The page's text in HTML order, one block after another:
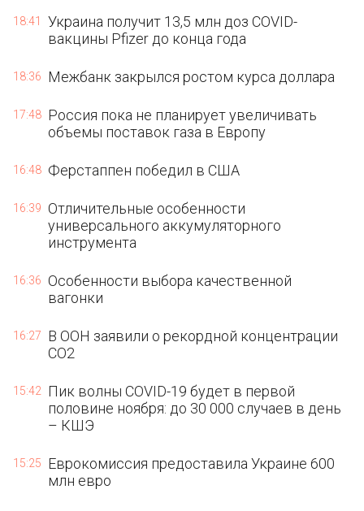
18:41
Украина получит 13,5 млн доз COVID-
вакцины Pfizer до конца года
18:36 Межбанк закрылся ростом курса доллара
17:48 Россия пока не планирует увеличивать
объемы поставок газа в Европу
16:48 Ферстаппен победил в США
16:39 Отличительные особенности
универсального аккумуляторного
инструмента
16:36 Особенности выбора качественной
вагонки
16:27
В ООН заявили о рекордной концентрации
CO2
15:42
Пик волны COVID-19 будет в первой
половине ноября: до 30 000 случаев в день
– КШЭ
15:25
Еврокомиссия предоставила Украине 600
млн евро